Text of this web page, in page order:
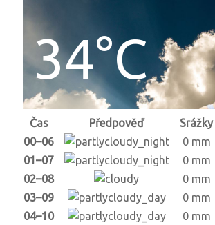
34°C
Čas Předpověď Srážky
00–06
0 mm
01–07
0 mm
02–08
0 mm
03–09
0 mm
04–10
0 mm